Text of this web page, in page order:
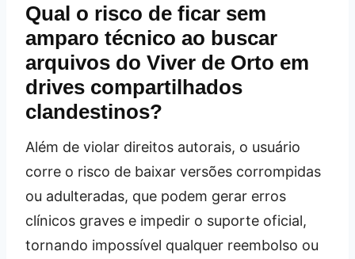
Qual o risco de ficar sem
amparo técnico ao buscar
arquivos do Viver de Orto em
drives compartilhados
clandestinos?
Além de violar direitos autorais, o usuário
corre o risco de baixar versões corrompidas
ou adulteradas, que podem gerar erros
clínicos graves e impedir o suporte oficial,
tornando impossível qualquer reembolso ou